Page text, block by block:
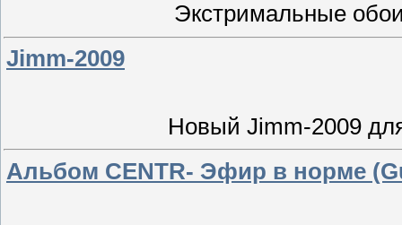
Экстримальные
Jimm-2009
Новый Jimm-2009
Альбом CENTR- Эфир в норме